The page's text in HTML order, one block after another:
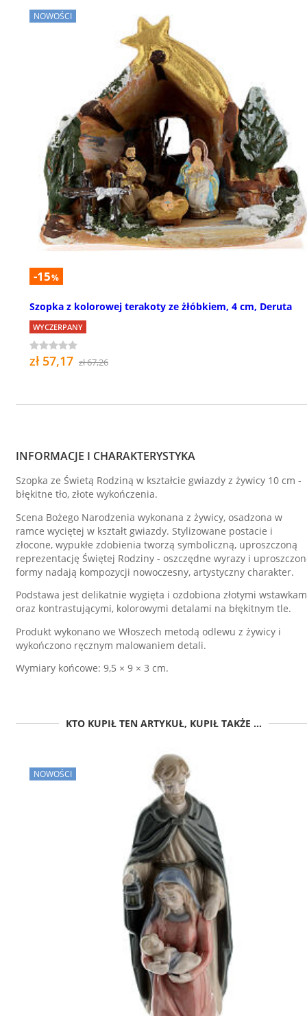
NOWOŚCI
-15%
Szopka z kolorowej terakoty ze żłóbkiem, 4 cm, Deruta
WYCZERPANY
zł 57,17 zł 67,26
INFORMACJE I CHARAKTERYSTYKA
Szopka ze Świetą Rodziną w kształcie gwiazdy z żywicy 10 cm -
błękitne tło, złote wykończenia.
Scena Bożego Narodzenia wykonana z żywicy, osadzona w
ramce wyciętej w kształt gwiazdy. Stylizowane postacie i
złocone, wypukłe zdobienia tworzą symboliczną, uproszczoną
reprezentację Świętej Rodziny - oszczędne wyrazy i
formy nadają kompozycji nowoczesny, artystyczny charakter.
Podstawa jest delikatnie wygięta i ozdobiona złotymi
oraz kontrastującymi, kolorowymi detalami na błękitnym tle.
Produkt wykonano we Włoszech metodą odlewu z żywicy i
wykończono ręcznym malowaniem detali.
Wymiary końcowe: 9,5 × 9 × 3 cm.
KTO KUPIŁ TEN ARTYKUŁ, KUPIŁ TAKŻE ...
NOWOŚCI